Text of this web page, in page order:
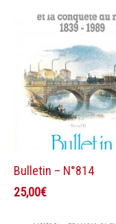
Ajouter au panier
Bulletin – N°814
25,00€